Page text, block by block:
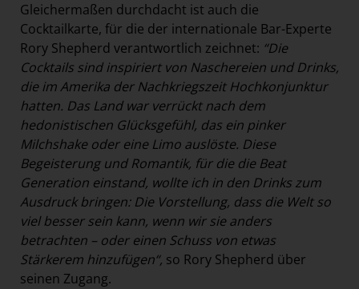
Gleichermaßen durchdacht ist auch die
Cocktailkarte, für die der internationale Bar-Experte
Rory Shepherd verantwortlich zeichnet: “Die
Cocktails sind inspiriert von Naschereien und Drinks,
die im Amerika der Nachkriegszeit Hochkonjunktur
hatten. Das Land war verrückt nach dem
hedonistischen Glücksgefühl, das ein pinker
Milchshake oder eine Limo auslöste. Diese
Begeisterung und Romantik, für die die Beat
Generation einstand, wollte ich in den Drinks zum
Ausdruck bringen: Die Vorstellung, dass die Welt so
viel besser sein kann, wenn wir sie anders
betrachten – oder einen Schuss von etwas
Stärkerem hinzufügen“, so Rory Shepherd über
seinen Zugang.